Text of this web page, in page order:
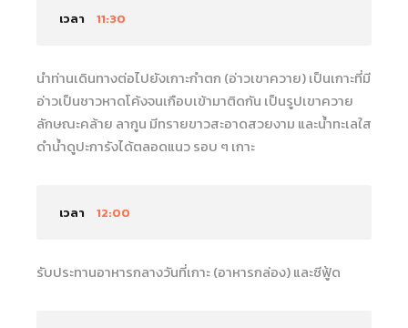
เวลา 11:30
นำท่านเดินทางต่อไปยังเกาะกำตก (อ่าวเขาควาย) เป็นเกาะที่มี
อ่าวเป็นชาวหาดโค้งจนเกือบเข้ามาติดกัน เป็นรูปเขาควาย
ลักษณะคล้าย ลากูน มีทรายขาวสะอาดสวยงาม และน้ำทะเลใส
ดำน้ำดูปะการังได้ตลอดแนว รอบ ๆ เกาะ
เวลา 12:00
รับประทานอาหารกลางวันที่เกาะ (อาหารกล่อง) และซีฟู้ด